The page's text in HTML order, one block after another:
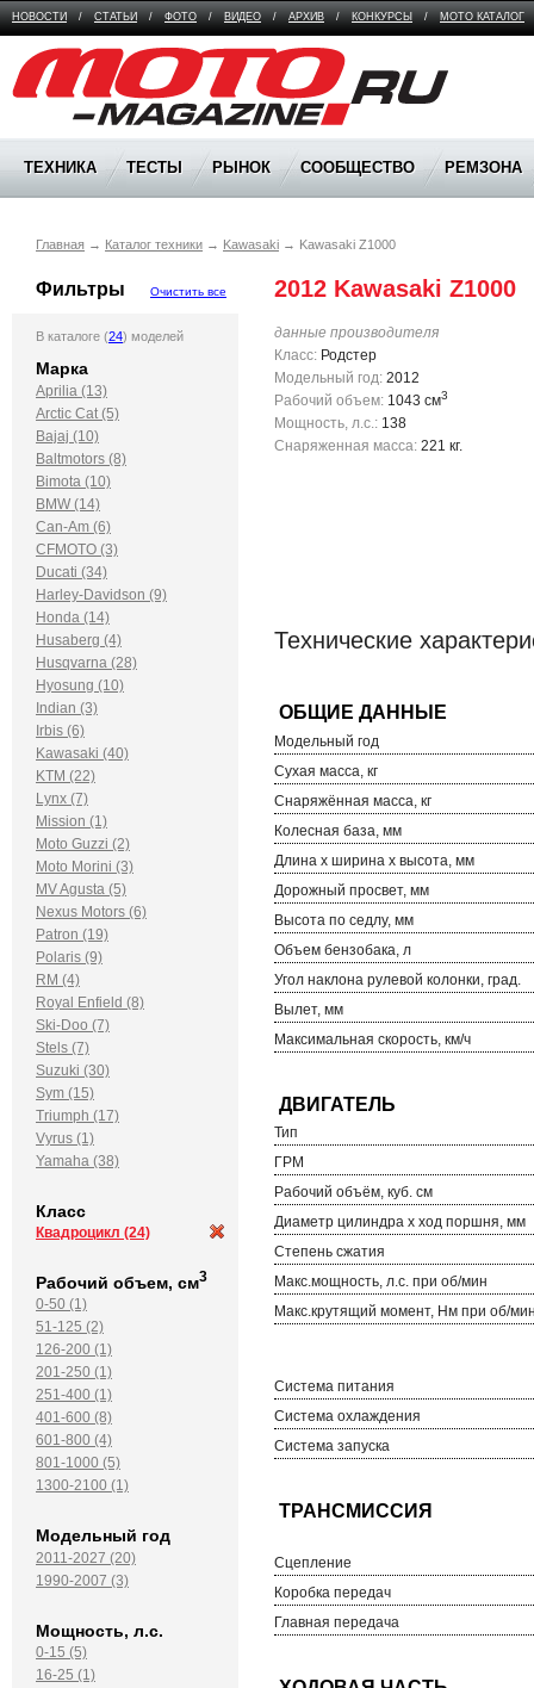
НОВОСТИ / СТАТЬИ / ФОТО / ВИДЕО / АРХИВ / КОНКУРСЫ / МОТО КАТАЛОГ
Moto Magazine
ТЕХНИКА ТЕСТЫ РЫНОК СООБЩЕСТВО РЕМЗОНА
Главная → Каталог техники → Kawasaki → Kawasaki Z1000
Фильтры Очистить все
В каталоге (24) моделей
Марка
Aprilia (13)
Arctic Cat (5)
Bajaj (10)
Baltmotors (8)
Bimota (10)
BMW (14)
Can-Am (6)
CFMOTO (3)
Ducati (34)
Harley-Davidson (9)
Honda (14)
Husaberg (4)
Husqvarna (28)
Hyosung (10)
Indian (3)
Irbis (6)
Kawasaki (40)
KTM (22)
Lynx (7)
Mission (1)
Moto Guzzi (2)
Moto Morini (3)
MV Agusta (5)
Nexus Motors (6)
Patron (19)
Polaris (9)
RM (4)
Royal Enfield (8)
Ski-Doo (7)
Stels (7)
Suzuki (30)
Sym (15)
Triumph (17)
Vyrus (1)
Yamaha (38)
Класс
Квадроцикл (24)
Рабочий объем, см3
0-50 (1)
51-125 (2)
126-200 (1)
201-250 (1)
251-400 (1)
401-600 (8)
601-800 (4)
801-1000 (5)
1300-2100 (1)
Модельный год
2011-2027 (20)
1990-2007 (3)
Мощность, л.с.
0-15 (5)
16-25 (1)
2012 Kawasaki Z1000
данные производителя
Класс: Родстер
Модельный год: 2012
Рабочий объем: 1043 см3
Мощность, л.с.: 138
Снаряженная масса: 221 кг.
Технические
Модельный год
Сухая масса, кг
Снаряжённая масса, кг
Колесная база, мм
Длина х ширина х высота, мм
Дорожный просвет, мм
Высота по седлу, мм
Объем бензобака, л
Угол наклона рулевой колонки, град.
Вылет, мм
Максимальная скорость, км/ч
Тип
ГРМ
Рабочий объём, куб. см
Диаметр цилиндра х ход поршня, мм
Степень сжатия
Макс.мощность, л.с. при об/мин
Макс.крутящий момент, Нм при об/
Система питания
Система охлаждения
Система запуска
Сцепление
Коробка передач
Главная передача